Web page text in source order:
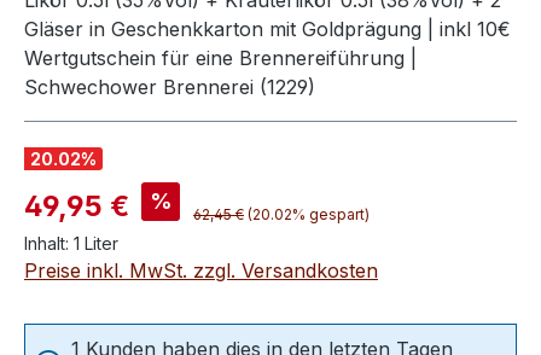
Gläser in Geschenkkarton mit Goldprägung | inkl 10€
Wertgutschein für eine Brennereiführung |
Schwechower Brennerei (1229)
20.02%
Verkaufspreis:
49,95 € % Regulärer Preis:
62,45 € (20.02% gespart)
Inhalt: 1 Liter
Preise inkl. MwSt. zzgl. Versandkosten
1 Kunden haben dies in den letzten Tagen